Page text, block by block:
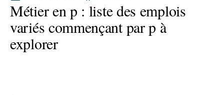
Métier en p : liste des emplois
variés commençant par p à
explorer